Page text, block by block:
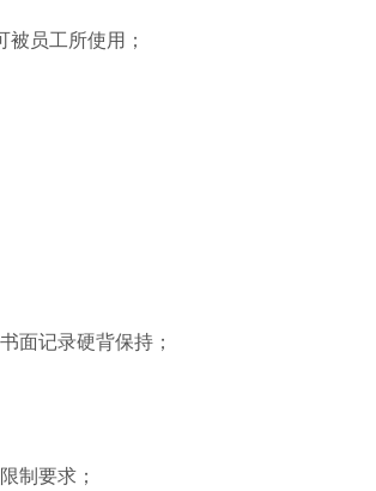
员工所使用；
面记录硬背保持；
制要求；